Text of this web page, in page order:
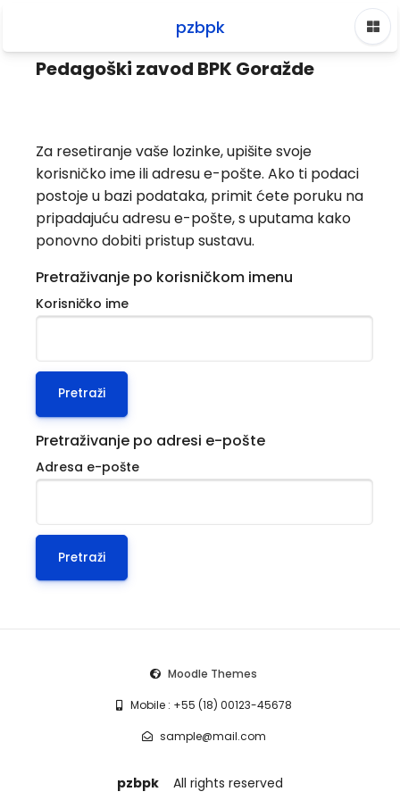
pzbpk
Zaboravljena lozinka
Pedagoški zavod BPK Goražde
Za resetiranje vaše lozinke, upišite svoje
korisničko ime ili adresu e-pošte. Ako ti podaci
postoje u bazi podataka, primit ćete poruku na
pripadajuću adresu e-pošte, s uputama kako
ponovno dobiti pristup sustavu.
Pretraživanje po korisničkom imenu
Korisničko ime
Pretraživanje po adresi e-pošte
Adresa e-pošte
Moodle Themes
Mobile : +55 (18) 00123-45678
sample@mail.com
pzbpk All rights reserved